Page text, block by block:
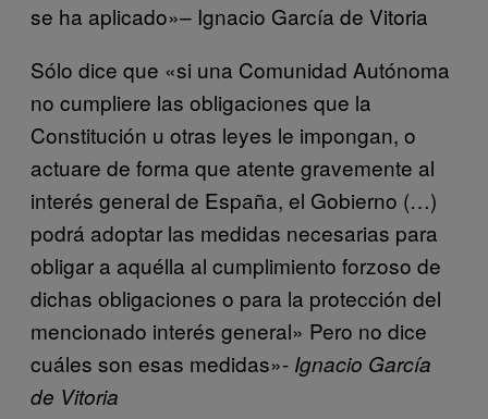
se ha aplicado»– Ignacio García de Vitoria
Sólo dice que «si una Comunidad Autónoma
no cumpliere las obligaciones que la
Constitución u otras leyes le impongan, o
actuare de forma que atente gravemente al
interés general de España, el Gobierno (…)
podrá adoptar las medidas necesarias para
obligar a aquélla al cumplimiento forzoso de
dichas obligaciones o para la protección del
mencionado interés general» Pero no dice
cuáles son esas medidas»- Ignacio García
de Vitoria